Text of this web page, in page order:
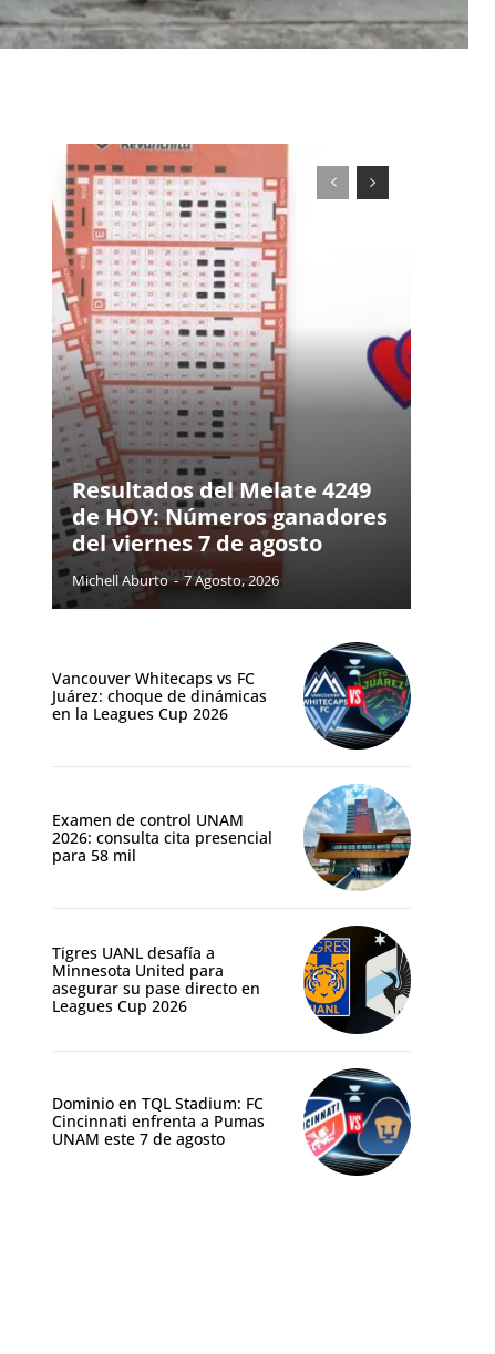
Resultados del Melate 4249
de HOY: Números ganadores
del viernes 7 de agosto
Michell Aburto - 7 Agosto, 2026
Vancouver Whitecaps vs FC
Juárez: choque de dinámicas
en la Leagues Cup 2026
Examen de control UNAM
2026: consulta cita presencial
para 58 mil
Tigres UANL desafía a
Minnesota United para
asegurar su pase directo en
Leagues Cup 2026
Dominio en TQL Stadium: FC
Cincinnati enfrenta a Pumas
UNAM este 7 de agosto